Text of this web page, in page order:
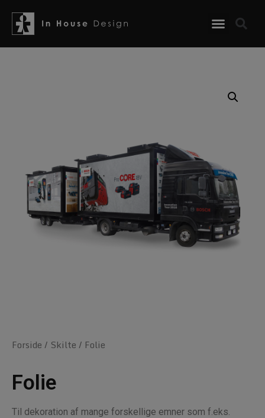
Forside / Skilte / Folie
Folie
Til dekoration af mange forskellige emner som f.eks.